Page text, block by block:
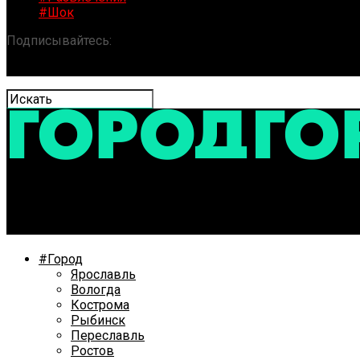
#Шок
Подписывайтесь:
#Город
Ярославль
Вологда
Кострома
Рыбинск
Переславль
Ростов